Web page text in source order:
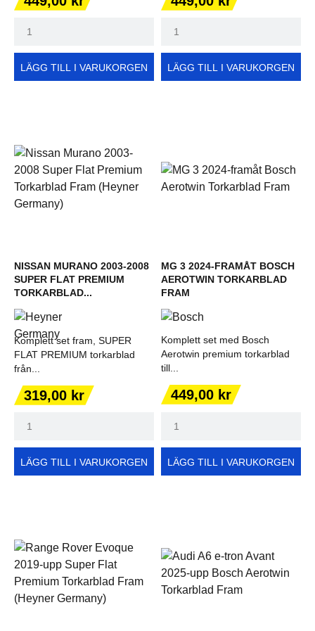
LÄGG TILL I VARUKORGEN LÄGG TILL I VARUKORGEN
NISSAN MURANO 2003-2008
SUPER FLAT PREMIUM
TORKARBLAD...
Komplett set fram, SUPER
FLAT PREMIUM torkarblad
från...
Pris
319,00 kr
LÄGG TILL I VARUKORGEN
MG 3 2024-FRAMÅT BOSCH
AEROTWIN TORKARBLAD
FRAM
Komplett set med Bosch
Aerotwin premium torkarblad
till...
Pris
449,00 kr
LÄGG TILL I VARUKORGEN